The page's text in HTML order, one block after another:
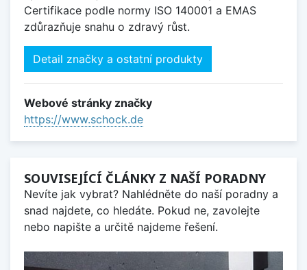
Certifikace podle normy ISO 140001 a EMAS
zdůrazňuje snahu o zdravý růst.
Detail značky a ostatní produkty
Webové stránky značky
https://www.schock.de
SOUVISEJÍCÍ ČLÁNKY Z NAŠÍ PORADNY
Nevíte jak vybrat? Nahlédněte do naší poradny a
snad najdete, co hledáte. Pokud ne, zavolejte
nebo napište a určitě najdeme řešení.